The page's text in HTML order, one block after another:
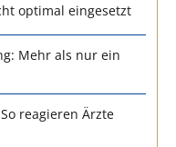
optimal eingesetzt
Mehr als nur ein
reagieren Ärzte